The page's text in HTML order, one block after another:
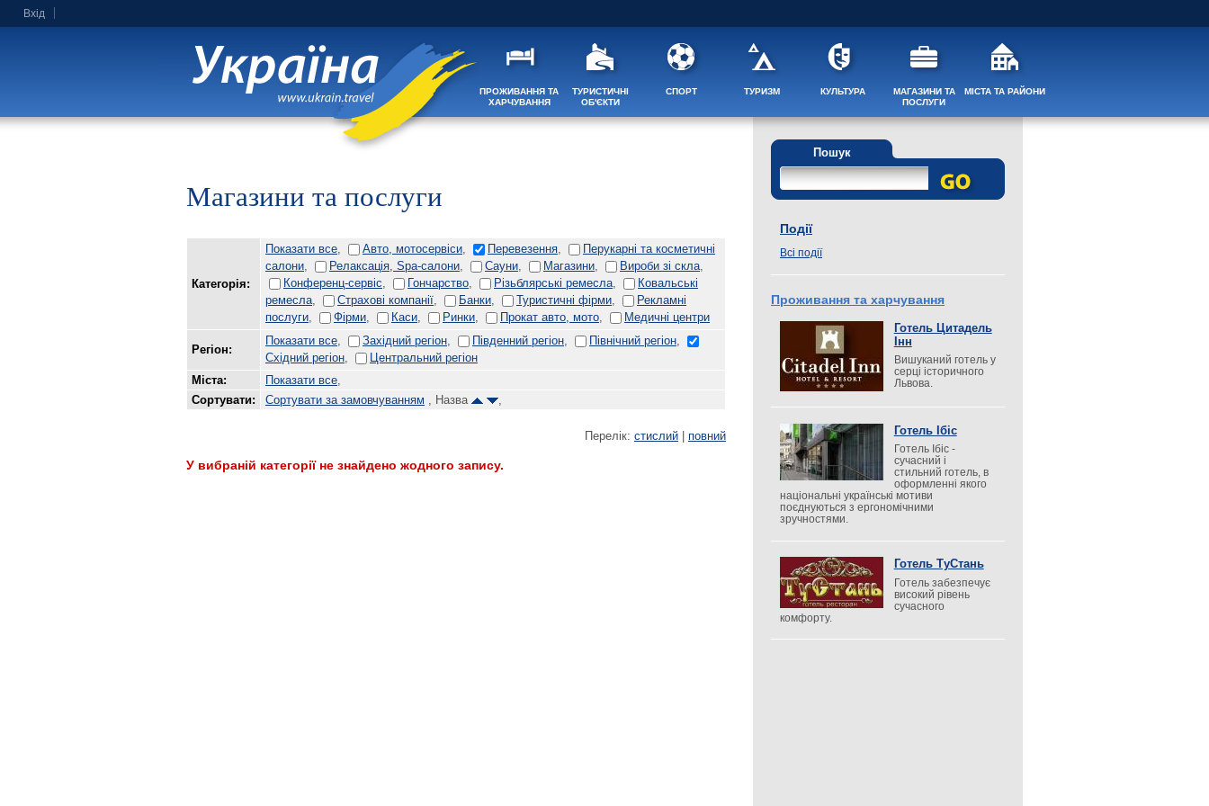
Вхід
ПРОЖИВАННЯ ТА
ХАРЧУВАННЯ
ТУРИСТИЧНІ
ОБ'ЄКТИ
СПОРТ ТУРИЗМ КУЛЬТУРА
МАГАЗИНИ ТА
ПОСЛУГИ
МІСТА ТА РАЙОНИ
Магазини та послуги
Категорія:
Показати все Авто, мотосервіси Перевезення
Перукарні та косметичні
салони
Релаксація, Spa-салони Сауни Магазини Вироби зі скла
Конференц-сервіс
Гончарство Різьблярські ремесла
Ковальські
ремесла
Страхові компанії Банки Туристичні фірми
Рекламні
послуги
Фірми Каси Ринки Прокат авто, мото Медичні центри
Регіон:
Показати все Західний регіон Південний регіон Північний регіон
Східний регіон
Центральний регіон
Міста:
Показати все
Сортувати:
Сортувати за замовчуванням , Назва
Перелік: стислий повний
У вибраній категорії не знайдено жодного запису.
Пошук
Події
Всі події
Проживання та харчування
Готель Цитадель
Інн
Вишуканий готель у
серці історичного
Львова.
Готель Ібіс
Готель Ібіс -
сучасний і
стильний готель, в
оформленні якого
національні українські мотиви
поєднуються з ергономічними
зручностями.
Готель ТуСтань
Готель забезпечує
високий рівень
сучасного
комфорту.